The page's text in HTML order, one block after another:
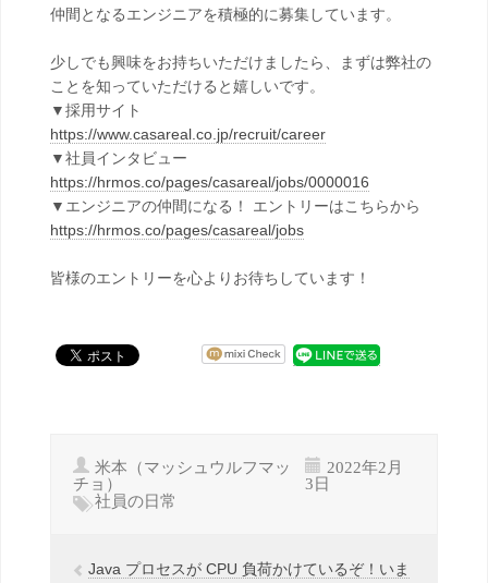
仲間となるエンジニアを積極的に募集しています。
少しでも興味をお持ちいただけましたら、まずは弊社の
ことを知っていただけると嬉しいです。
▼採用サイト
https://www.casareal.co.jp/recruit/career
▼社員インタビュー
https://hrmos.co/pages/casareal/jobs/0000016
▼エンジニアの仲間になる！ エントリーはこちらから
https://hrmos.co/pages/casareal/jobs
皆様のエントリーを心よりお待ちしています！
米本（マッシュウルフマッ
チョ）
2022年2月
3日
社員の日常
Java プロセスが CPU 負荷かけているぞ！いま